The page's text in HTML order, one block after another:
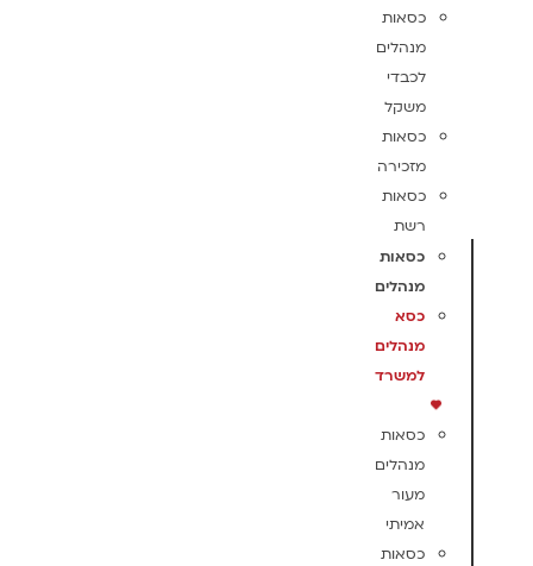
כסאות
מנהלים
לכבדי
משקל
כסאות
מזכירה
כסאות
רשת
כסאות
מנהלים
כסא
מנהלים
למשרד
כסאות
מנהלים
מעור
אמיתי
כסאות